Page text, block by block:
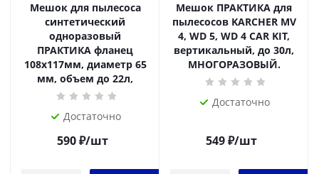
Мешок для пылесоса
синтетический
одноразовый
ПРАКТИКА фланец
108х117мм, диаметр 65
мм, объем до 22л,
Достаточно
590₽/шт
Мешок ПРАКТИКА для
пылесосов KARCHER MV
4, WD 5, WD 4 CAR KIT,
вертикальный, до 30л,
МНОГОРАЗОВЫЙ.
Достаточно
549₽/шт